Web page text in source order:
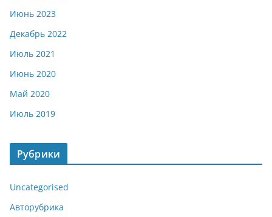
Июнь 2023
Декабрь 2022
Июль 2021
Июнь 2020
Май 2020
Июль 2019
Рубрики
Uncategorised
Авторубрика